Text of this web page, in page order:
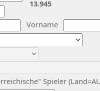
Vorname
Spieler
13.945